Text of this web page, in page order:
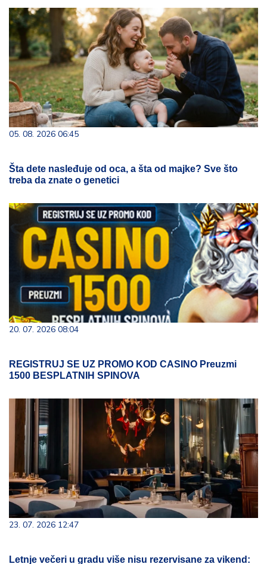
05. 08. 2026 06:45
Šta dete nasleđuje od oca, a šta od majke? Sve što
treba da znate o genetici
20. 07. 2026 08:04
REGISTRUJ SE UZ PROMO KOD CASINO Preuzmi
1500 BESPLATNIH SPINOVA
23. 07. 2026 12:47
Letnje večeri u gradu više nisu rezervisane za vikend: